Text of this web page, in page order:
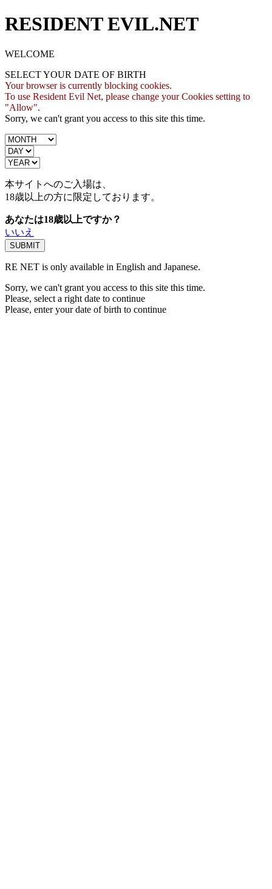
RESIDENT EVIL.NET
WELCOME
SELECT YOUR DATE OF BIRTH
Your browser is currently blocking cookies.
To use Resident Evil Net, please change your Cookies setting to
"Allow".
Sorry, we can't grant you access to this site this time.
本サイトへのご入場は、
18歳以上の方に限定しております。
あなたは18歳以上ですか？
いいえ
RE NET is only available in English and Japanese.
Sorry, we can't grant you access to this site this time.
Please, select a right date to continue
Please, enter your date of birth to continue